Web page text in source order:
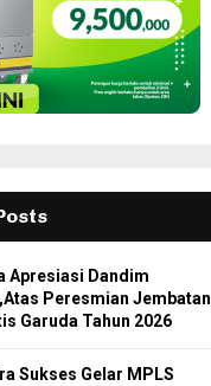
H
Apresiasi Dandim
Peresmian Jembatan
Garuda Tahun 2026
Sukses Gelar MPLS